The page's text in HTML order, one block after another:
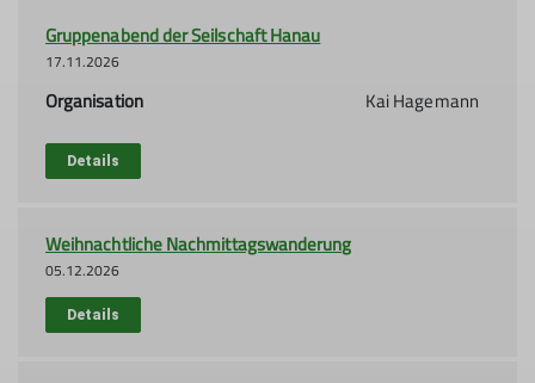
Gruppenabend der Seilschaft Hanau
17.11.2026
Organisation Kai Hagemann
Details
Weihnachtliche Nachmittagswanderung
05.12.2026
Details